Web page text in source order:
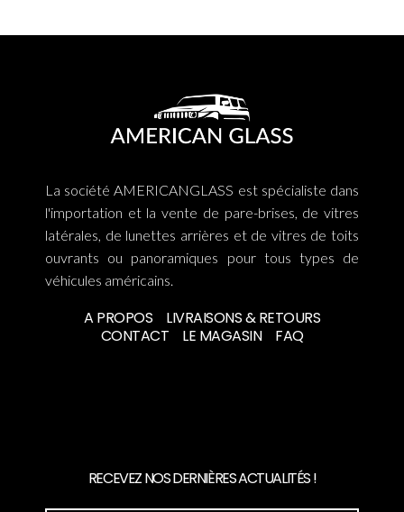
La société AMERICANGLASS est spécialiste dans
l'importation et la vente de pare-brises, de vitres
latérales, de lunettes arrières et de vitres de toits
ouvrants ou panoramiques pour tous types de
véhicules américains.
A PROPOS
LIVRAISONS & RETOURS
CONTACT
LE MAGASIN FAQ
RECEVEZ NOS DERNIÈRES ACTUALITÉS !